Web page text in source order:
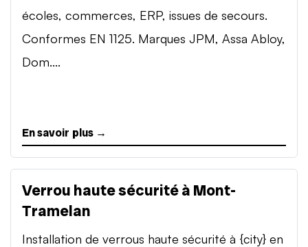
écoles, commerces, ERP, issues de secours.
Conformes EN 1125. Marques JPM, Assa Abloy,
Dom....
En savoir plus →
Verrou haute sécurité à Mont-
Tramelan
Installation de verrous haute sécurité à {city} en